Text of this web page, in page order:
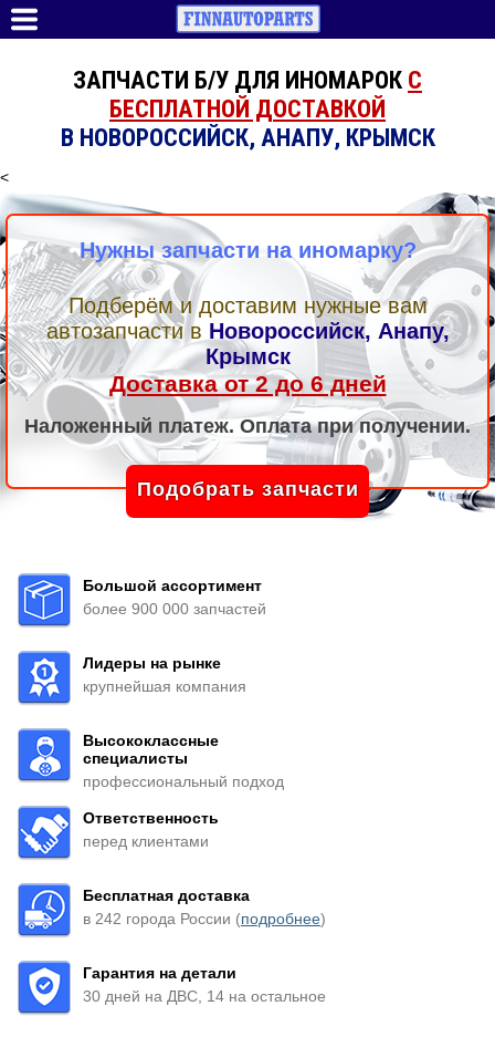
ЗАПЧАСТИ Б/У ДЛЯ ИНОМАРОК С
БЕСПЛАТНОЙ ДОСТАВКОЙ
В НОВОРОССИЙСК, АНАПУ, КРЫМСК
<
Нужны запчасти на иномарку?
Подберём и доставим нужные вам
автозапчасти в Новороссийск, Анапу,
Крымск
Доставка от 2 до 6 дней
Наложенный платеж. Оплата при получении.
Подобрать запчасти
Большой ассортимент
более 900 000 запчастей
Лидеры на рынке
крупнейшая компания
Высококлассные
специалисты
профессиональный подход
Ответственность
перед клиентами
Бесплатная доставка
в 242 города России (подробнее)
Гарантия на детали
30 дней на ДВС, 14 на остальное